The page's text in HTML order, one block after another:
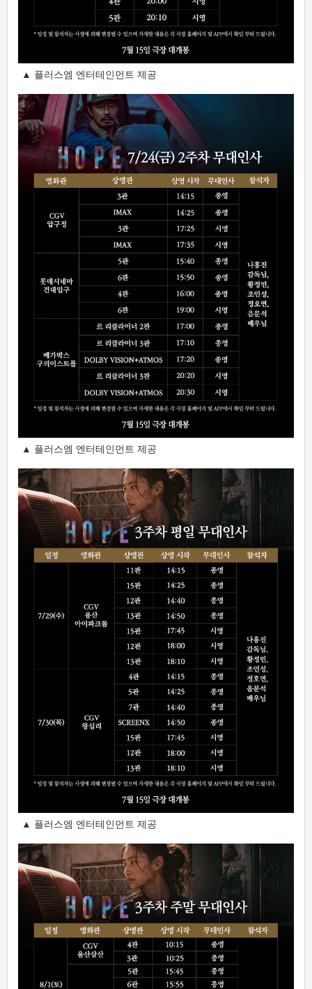
▲ 플러스엠 엔터테인먼트 제공
▲ 플러스엠 엔터테인먼트 제공
▲ 플러스엠 엔터테인먼트 제공